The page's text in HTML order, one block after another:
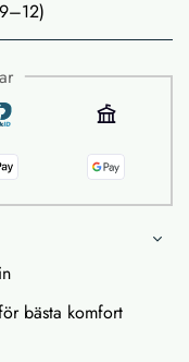
bästa komfort